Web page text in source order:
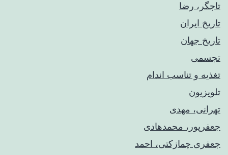
تاجگر، رضا
تاریخ ایران
تاریخ جهان
تجسمی
تغذیه و تناسب اندام
تلویزیون
تهرانی، مهدی
جعفرپور، محمدهادی
جعفری چمازکتی، احمد